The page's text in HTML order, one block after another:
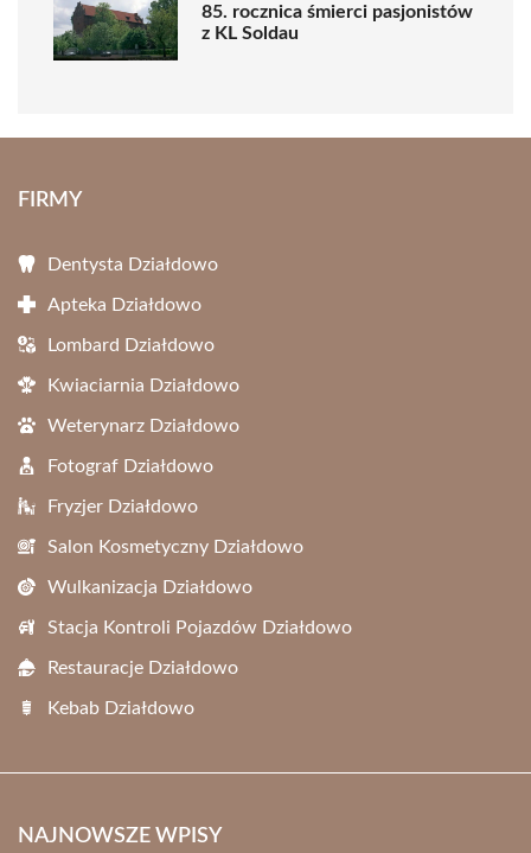
85. rocznica śmierci pasjonistów
z KL Soldau
FIRMY
Dentysta Działdowo
Apteka Działdowo
Lombard Działdowo
Kwiaciarnia Działdowo
Weterynarz Działdowo
Fotograf Działdowo
Fryzjer Działdowo
Salon Kosmetyczny Działdowo
Wulkanizacja Działdowo
Stacja Kontroli Pojazdów Działdowo
Restauracje Działdowo
Kebab Działdowo
NAJNOWSZE WPISY